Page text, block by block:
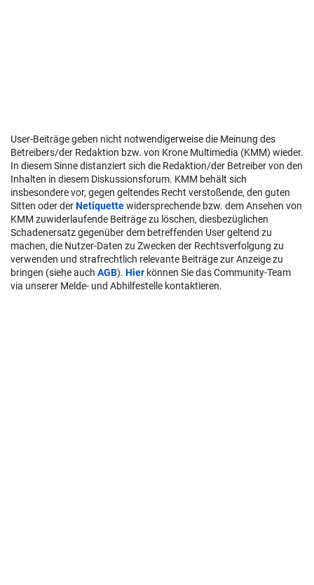
User-Beiträge geben nicht notwendigerweise die Meinung des
Betreibers/der Redaktion bzw. von Krone Multimedia (KMM) wieder.
In diesem Sinne distanziert sich die Redaktion/der Betreiber von den
Inhalten in diesem Diskussionsforum. KMM behält sich
insbesondere vor, gegen geltendes Recht verstoßende, den guten
Sitten oder derNetiquettewidersprechende bzw. dem Ansehen von
KMM zuwiderlaufende Beiträge zu löschen, diesbezüglichen
Schadenersatz gegenüber dem betreffenden User geltend zu
machen, die Nutzer-Daten zu Zwecken der Rechtsverfolgung zu
verwenden und strafrechtlich relevante Beiträge zur Anzeige zu
bringen (siehe auch AGB). Hier können Sie das Community-Team
via unserer Melde- und Abhilfestelle kontaktieren.